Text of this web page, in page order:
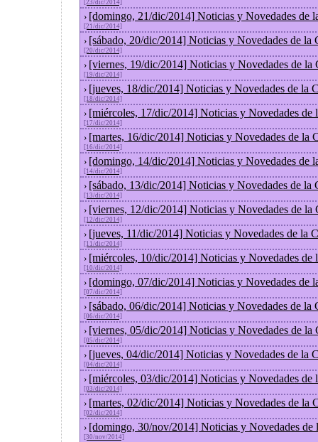
[23/dic/2014]
› [domingo, 21/dic/2014] Noticias y Novedades de
[21/dic/2014]
› [sábado, 20/dic/2014] Noticias y Novedades de la
[20/dic/2014]
› [viernes, 19/dic/2014] Noticias y Novedades de la
[19/dic/2014]
› [jueves, 18/dic/2014] Noticias y Novedades de la
[18/dic/2014]
› [miércoles, 17/dic/2014] Noticias y Novedades de
[17/dic/2014]
› [martes, 16/dic/2014] Noticias y Novedades de la
[16/dic/2014]
› [domingo, 14/dic/2014] Noticias y Novedades de
[14/dic/2014]
› [sábado, 13/dic/2014] Noticias y Novedades de la
[13/dic/2014]
› [viernes, 12/dic/2014] Noticias y Novedades de la
[12/dic/2014]
› [jueves, 11/dic/2014] Noticias y Novedades de la
[11/dic/2014]
› [miércoles, 10/dic/2014] Noticias y Novedades de
[10/dic/2014]
› [domingo, 07/dic/2014] Noticias y Novedades de
[07/dic/2014]
› [sábado, 06/dic/2014] Noticias y Novedades de la
[06/dic/2014]
› [viernes, 05/dic/2014] Noticias y Novedades de la
[05/dic/2014]
› [jueves, 04/dic/2014] Noticias y Novedades de la
[04/dic/2014]
› [miércoles, 03/dic/2014] Noticias y Novedades de
[03/dic/2014]
› [martes, 02/dic/2014] Noticias y Novedades de la
[02/dic/2014]
› [domingo, 30/nov/2014] Noticias y Novedades de
[30/nov/2014]